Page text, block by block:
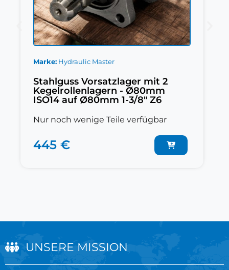
Marke Hydraulic Master
Stahlguss Vorsatzlager mit 2
Kegelrollenlagern - Ø80mm
ISO14 auf Ø80mm 1-3/8" Z6
Nur noch wenige Teile verfügbar
445 €
UNSERE MISSION